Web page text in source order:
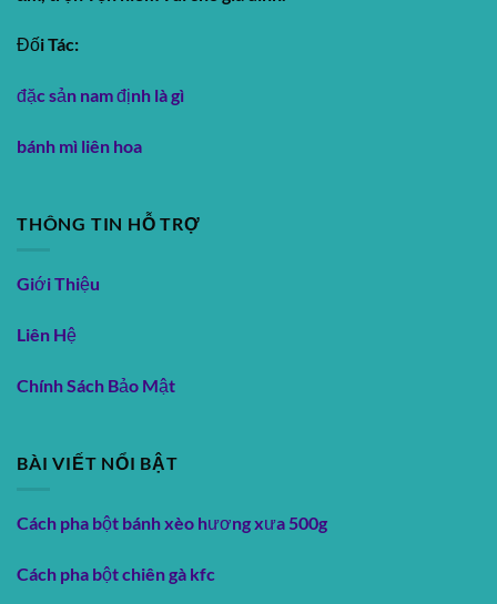
Đối Tác:
đặc sản nam định là gì
bánh mì liên hoa
THÔNG TIN HỖ TRỢ
Giới Thiệu
Liên Hệ
Chính Sách Bảo Mật
BÀI VIẾT NỔI BẬT
Cách pha bột bánh xèo hương xưa 500g
Cách pha bột chiên gà kfc